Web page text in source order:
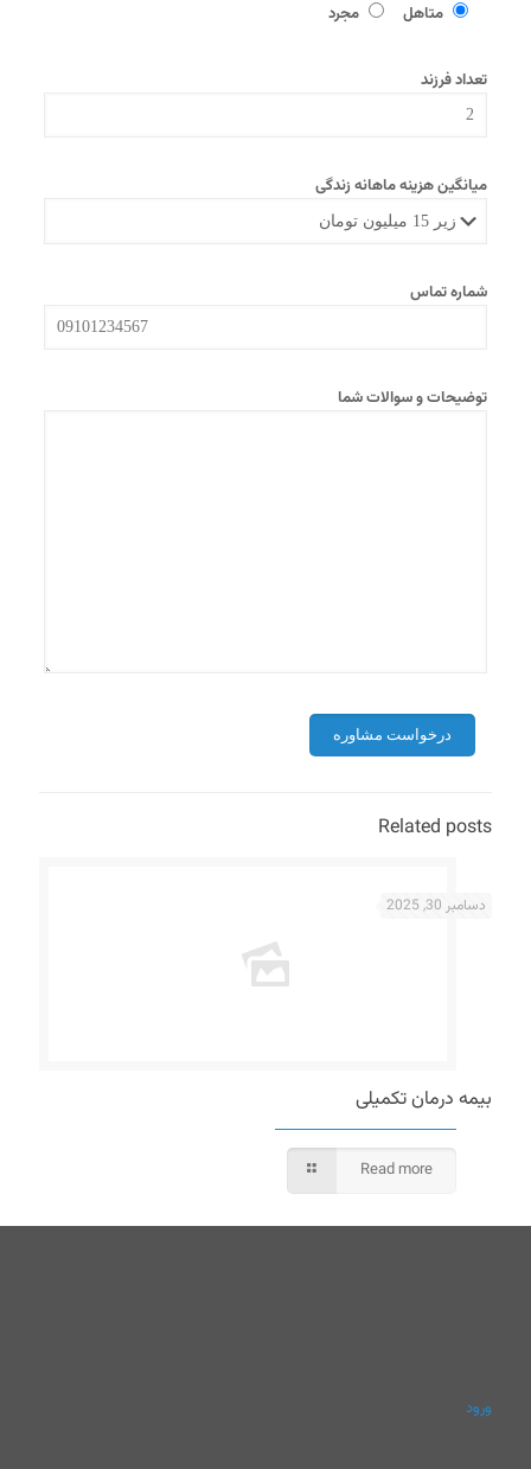
متاهل
مجرد
تعداد فرزند
میانگین هزینه ماهانه زندگی
شماره تماس
توضیحات و سوالات شما
Related posts
دسامبر 30, 2025
بیمه درمان تکمیلی
Read more
ورود